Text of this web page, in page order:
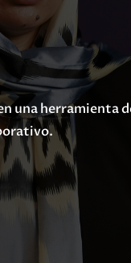
una herramienta